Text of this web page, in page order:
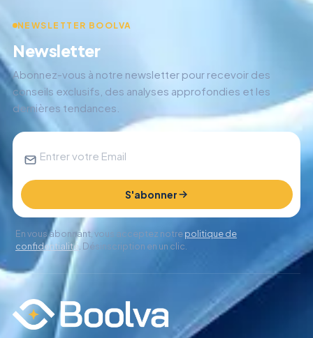
NEWSLETTER BOOLVA
Newsletter
Abonnez-vous à notre newsletter pour recevoir des
conseils exclusifs, des analyses approfondies et les
dernières tendances.
S'abonner
En vous abonnant, vous acceptez notrepolitique de
confidentialité. Désinscription en un clic.